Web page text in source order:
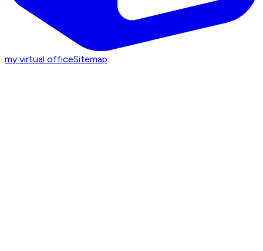
my virtual officeSitemap